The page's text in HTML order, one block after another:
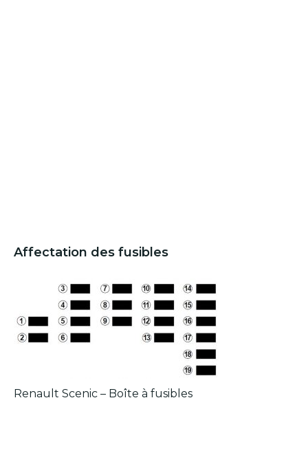
Affectation des fusibles
Renault Scenic – Boîte à fusibles